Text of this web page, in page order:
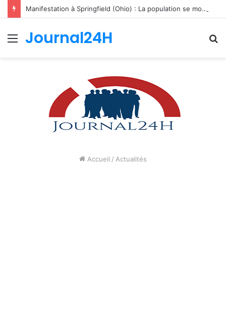
Manifestation à Springfield (Ohio) : La population se mobilise pour les Haïtiens face au TPS et aux bracelets électroniques
Menu
Journal24H
Accueil / Actualités